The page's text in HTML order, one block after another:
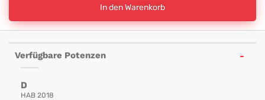
In den Warenkorb
Verfügbare Potenzen
D
HAB 2018